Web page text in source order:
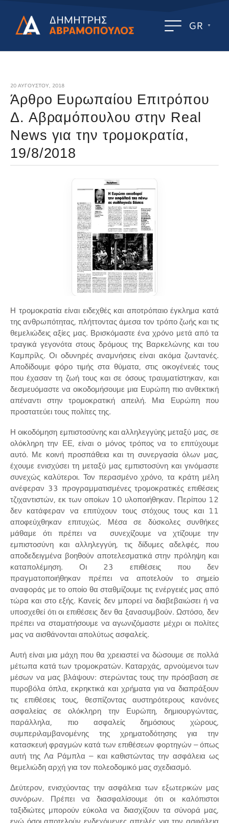
GR
20 ΑΥΓΟΎΣΤΟΥ, 2018
Άρθρο Ευρωπαίου Επιτρόπου
Δ. Αβραμόπουλου στην Real
News για την τρομοκρατία,
19/8/2018
Η τρομοκρατία είναι ειδεχθές και αποτρόπαιο έγκλημα κατά
της ανθρωπότητας, πλήττοντας άμεσα τον τρόπο ζωής και τις
θεμελιώδεις αξίες μας. Βρισκόμαστε ένα χρόνο μετά από τα
τραγικά γεγονότα στους δρόμους της Βαρκελώνης και του
Καμπρίλς. Οι οδυνηρές αναμνήσεις είναι ακόμα ζωντανές.
Αποδίδουμε φόρο τιμής στα θύματα, στις οικογένειές τους
που έχασαν τη ζωή τους και σε όσους τραυματίστηκαν, και
δεσμευόμαστε να οικοδομήσουμε μια Ευρώπη πιο ανθεκτική
απέναντι στην τρομοκρατική απειλή. Μια Ευρώπη που
προστατεύει τους πολίτες της.
Η οικοδόμηση εμπιστοσύνης και αλληλεγγύης μεταξύ μας, σε
ολόκληρη την ΕΕ, είναι ο μόνος τρόπος να το επιτύχουμε
αυτό. Με κοινή προσπάθεια και τη συνεργασία όλων μας,
έχουμε ενισχύσει τη μεταξύ μας εμπιστοσύνη και γινόμαστε
συνεχώς καλύτεροι. Τον περασμένο χρόνο, τα κράτη μέλη
ανέφεραν 33 προγραμματισμένες τρομοκρατικές επιθέσεις
τζιχαντιστών, εκ των οποίων 10 υλοποιήθηκαν. Περίπου 12
δεν κατάφεραν να επιτύχουν τους στόχους τους και 11
αποφεύχθηκαν επιτυχώς. Μέσα σε δύσκολες συνθήκες
μάθαμε ότι πρέπει να συνεχίζουμε να χτίζουμε την
εμπιστοσύνη και αλληλεγγύη, τις δίδυμες αδελφές, που
αποδεδειγμένα βοηθούν αποτελεσματικά στην πρόληψη και
καταπολέμηση. Οι 23 επιθέσεις που δεν
πραγματοποιήθηκαν πρέπει να αποτελούν το σημείο
αναφοράς με το οποίο θα σταθμίζουμε τις ενέργειές μας από
τώρα και στο εξής. Κανείς δεν μπορεί να διαβεβαιώσει ή να
υποσχεθεί ότι οι επιθέσεις δεν θα ξανασυμβούν. Ωστόσο, δεν
πρέπει να σταματήσουμε να αγωνιζόμαστε μέχρι οι πολίτες
μας να αισθάνονται απολύτως ασφαλείς.
Αυτή είναι μια μάχη που θα χρειαστεί να δώσουμε σε πολλά
μέτωπα κατά των τρομοκρατών. Καταρχάς, αρνούμενοι των
μέσων να μας βλάψουν: στερώντας τους την πρόσβαση σε
πυροβόλα όπλα, εκρηκτικά και χρήματα για να διαπράξουν
τις επιθέσεις τους, θεσπίζοντας αυστηρότερους κανόνες
ασφαλείας σε ολόκληρη την Ευρώπη, δημιουργώντας,
παράλληλα, πιο ασφαλείς δημόσιους χώρους,
συμπεριλαμβανομένης της χρηματοδότησης για την
κατασκευή φραγμών κατά των επιθέσεων φορτηγών – όπως
αυτή της Λα Ράμπλα – και καθιστώντας την ασφάλεια ως
θεμελιώδη αρχή για τον πολεοδομικό μας σχεδιασμό.
Δεύτερον, ενισχύοντας την ασφάλεια των εξωτερικών μας
συνόρων. Πρέπει να διασφαλίσουμε ότι οι καλόπιστοι
ταξιδιώτες μπορούν εύκολα να διασχίζουν τα σύνορά μας,